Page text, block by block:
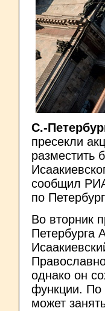
С.-
пресекли
разместить
сообщил
по
Во вторник
Петербурга
однако он
функции. По
может